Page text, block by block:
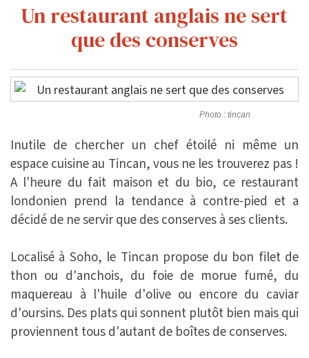
Un restaurant anglais ne sert
que des conserves
Photo : tincan
Inutile de chercher un chef étoilé ni même un
espace cuisine au Tincan, vous ne les trouverez pas !
A l'heure du fait maison et du bio, ce restaurant
londonien prend la tendance à contre-pied et a
décidé de ne servir que des conserves à ses clients.
Localisé à Soho, le Tincan propose du bon filet de
thon ou d'anchois, du foie de morue fumé, du
maquereau à l'huile d'olive ou encore du caviar
d'oursins. Des plats qui sonnent plutôt bien mais qui
proviennent tous d'autant de boîtes de conserves.